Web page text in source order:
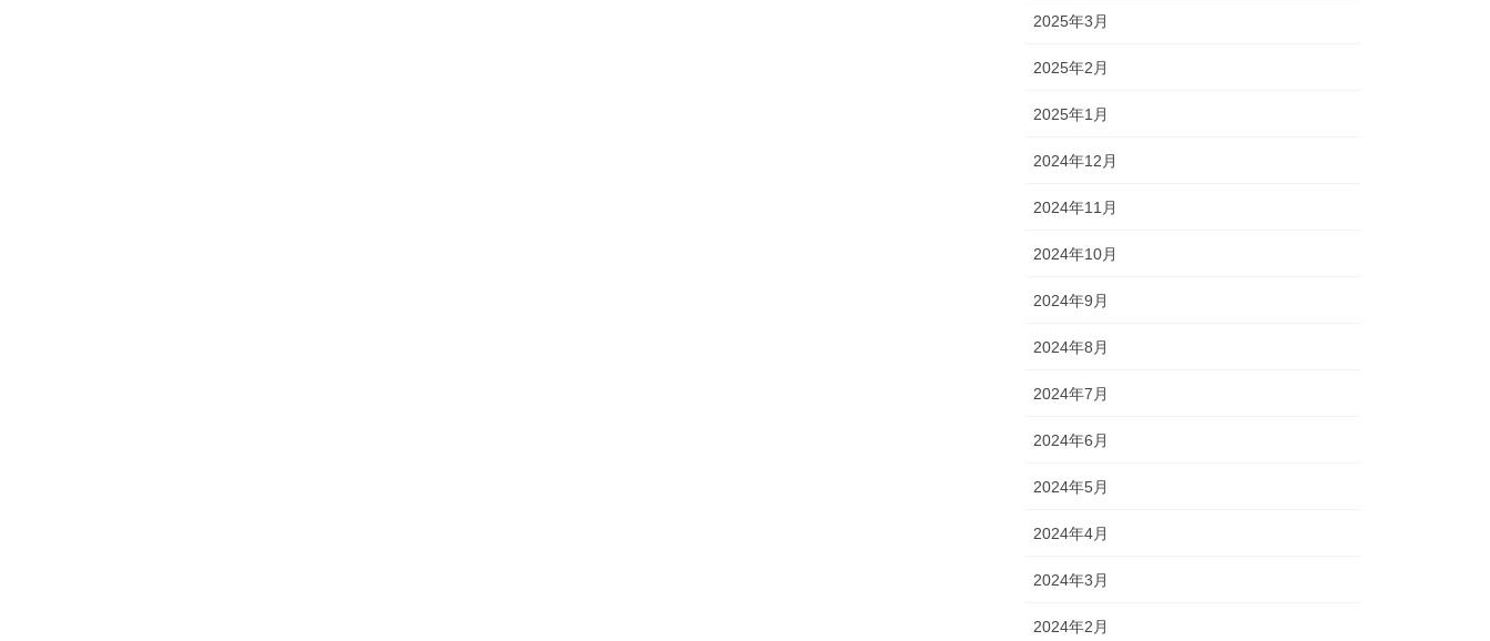
2025年3月
2025年2月
2025年1月
2024年12月
2024年11月
2024年10月
2024年9月
2024年8月
2024年7月
2024年6月
2024年5月
2024年4月
2024年3月
2024年2月